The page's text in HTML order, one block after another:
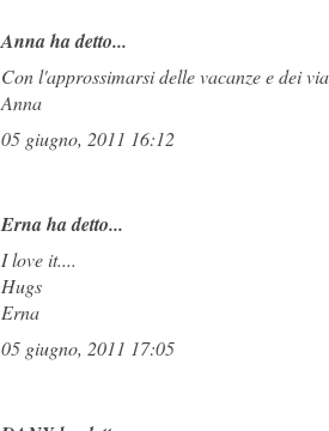
Annaha detto...
Con l'approssimarsi delle vacanze e dei
Anna
05 giugno, 2011 16:12
Ernaha detto...
I love it....
Hugs
Erna
05 giugno, 2011 17:05